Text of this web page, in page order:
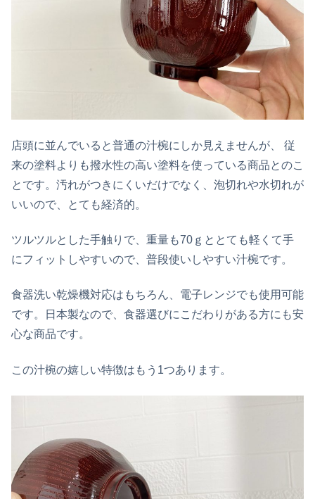
店頭に並んでいると普通の汁椀にしか見えませんが、 従
来の塗料よりも撥水性の高い塗料を使っている商品とのこ
とです。汚れがつきにくいだけでなく、泡切れや水切れが
いいので、とても経済的。
ツルツルとした手触りで、重量も70ｇととても軽くて手
にフィットしやすいので、普段使いしやすい汁椀です。
食器洗い乾燥機対応はもちろん、電子レンジでも使用可能
です。日本製なので、食器選びにこだわりがある方にも安
心な商品です。
この汁椀の嬉しい特徴はもう1つあります。